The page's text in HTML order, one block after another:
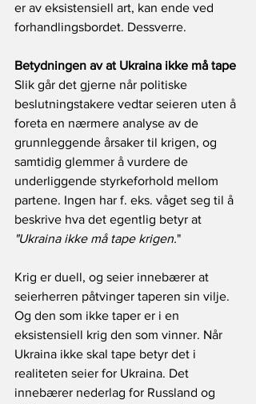
er av eksistensiell art, kan ende ved
forhandlingsbordet. Dessverre.
Betydningen av at Ukraina ikke må tape
Slik går det gjerne når politiske
beslutningstakere vedtar seieren uten å
foreta en nærmere analyse av de
grunnleggende årsaker til krigen, og
samtidig glemmer å vurdere de
underliggende styrkeforhold mellom
partene. Ingen har f. eks. våget seg til å
beskrive hva det egentlig betyr at
"Ukraina ikke må tape krigen."
Krig er duell, og seier innebærer at
seierherren påtvinger taperen sin vilje.
Og den som ikke taper er i en
eksistensiell krig den som vinner. Når
Ukraina ikke skal tape betyr det i
realiteten seier for Ukraina. Det
innebærer nederlag for Russland og